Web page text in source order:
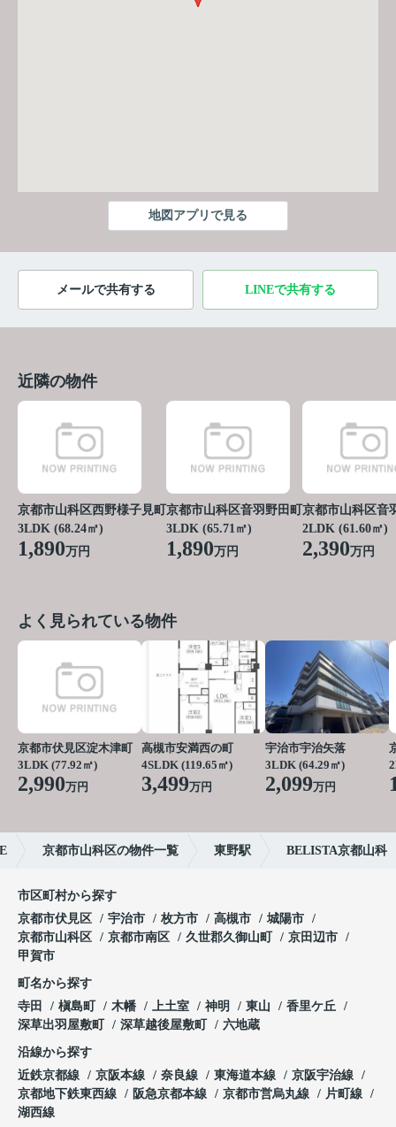
地図アプリで見る
メールで共有する LINEで共有する
近隣の物件
京都市山科区西野様子見町
3LDK (68.24㎡)
1,890万円
京都市山科区音羽野田町
3LDK (65.71㎡)
1,890万円
京都市山科区音
2LDK (61.60㎡)
2,390万円
よく見られている物件
京都市伏見区淀木津町
3LDK (77.92㎡)
2,990万円
高槻市安満西の町
4SLDK (119.65㎡)
3,499万円
宇治市宇治矢落
3LDK (64.29㎡)
2,099万円
京都市山科区の物件一覧 東野駅 BELISTA京都山科
市区町村から探す
京都市伏見区
宇治市 枚方市 高槻市
城陽市
京都市山科区
京都市南区 久世郡久御山町
京田辺市
甲賀市
町名から探す
寺田
槇島町 木幡 上土室 神明 東山
香里ケ丘
深草出羽屋敷町
深草越後屋敷町 六地蔵
沿線から探す
近鉄京都線
京阪本線 奈良線 東海道本線
京阪宇治線
京都地下鉄東西線
阪急京都本線 京都市営烏丸線
片町線
湖西線